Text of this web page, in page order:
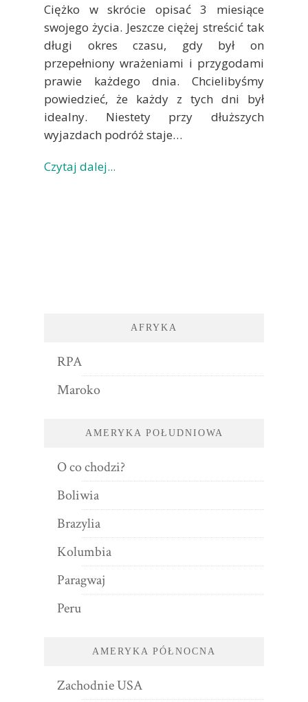
Ciężko w skrócie opisać 3 miesiące
swojego życia. Jeszcze ciężej streścić tak
długi okres czasu, gdy był on
przepełniony wrażeniami i przygodami
prawie każdego dnia. Chcielibyśmy
powiedzieć, że każdy z tych dni był
idealny. Niestety przy dłuższych
wyjazdach podróż staje…
Czytaj dalej...
AFRYKA
RPA
Maroko
AMERYKA POŁUDNIOWA
O co chodzi?
Boliwia
Brazylia
Kolumbia
Paragwaj
Peru
AMERYKA PÓŁNOCNA
Zachodnie USA